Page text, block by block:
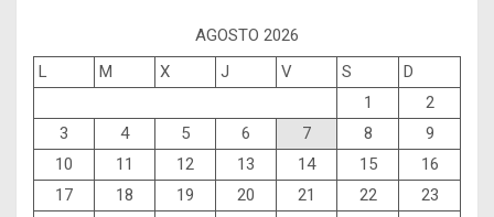
AGOSTO 2026
L
M X J V S
D
1
2
3
4 5 6 7 8
9
10
11 12 13 14 15
16
17
18 19 20 21 22
23